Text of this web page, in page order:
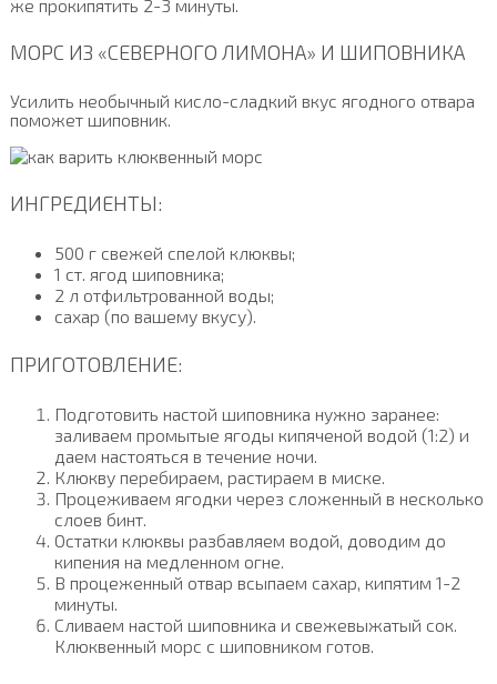
же прокипятить 2-3 минуты.
МОРС ИЗ «СЕВЕРНОГО ЛИМОНА» И ШИПОВНИКА
Усилить необычный кисло-сладкий вкус ягодного отвара
поможет шиповник.
ИНГРЕДИЕНТЫ:
500 г свежей спелой клюквы;
1 ст. ягод шиповника;
2 л отфильтрованной воды;
сахар (по вашему вкусу).
ПРИГОТОВЛЕНИЕ:
Подготовить настой шиповника нужно заранее:
заливаем промытые ягоды кипяченой водой (1:2) и
даем настояться в течение ночи.
Клюкву перебираем, растираем в миске.
Процеживаем ягодки через сложенный в несколько
слоев бинт.
Остатки клюквы разбавляем водой, доводим до
кипения на медленном огне.
В процеженный отвар всыпаем сахар, кипятим 1-2
минуты.
Сливаем настой шиповника и свежевыжатый сок.
Клюквенный морс с шиповником готов.